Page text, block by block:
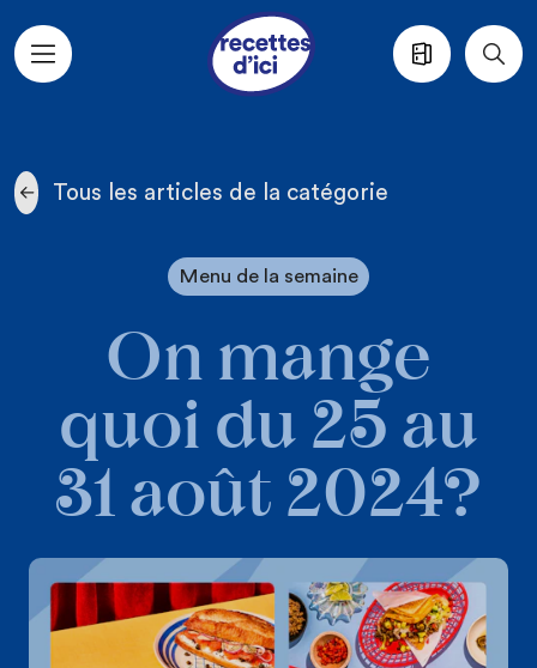
Aller au contenu principal
Tous les articles de la catégorie
Menu de la semaine
On mange
quoi du 25 au
31 août 2024?
On mange quoi